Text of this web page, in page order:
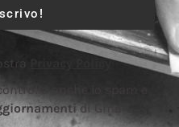
Privacy Policy
anche lo spam e
di Gmail.